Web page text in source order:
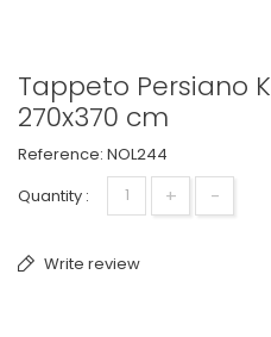
Tappeto Persiano
270x370 cm
Reference: NOL244
Quantity :
+ -
Write review